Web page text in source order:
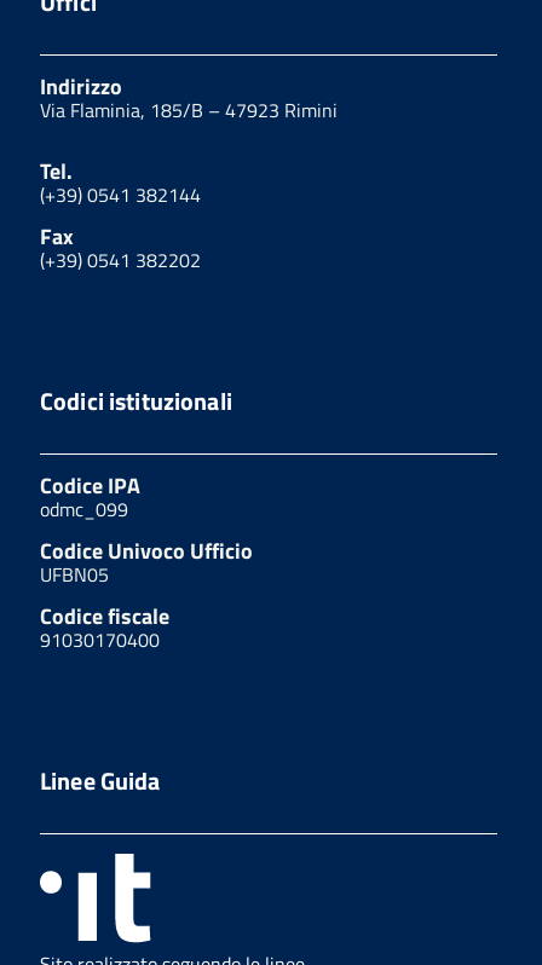
Indirizzo
Via Flaminia, 185/B – 47923 Rimini
Tel.
(+39) 0541 382144
Fax
(+39) 0541 382202
Codici istituzionali
Codice IPA
odmc_099
Codice Univoco Ufficio
UFBN05
Codice fiscale
91030170400
Linee Guida